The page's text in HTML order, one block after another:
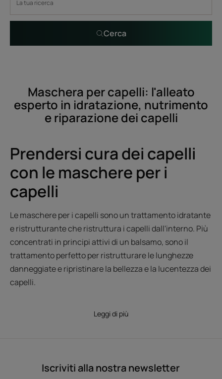
Cerca
Maschera per capelli: l'alleato
esperto in idratazione, nutrimento
e riparazione dei capelli
Prendersi cura dei capelli
con le maschere per i
capelli
Le maschere per i capelli sono un trattamento idratante
e ristrutturante che ristruttura i capelli dall'interno. Più
concentrati in principi attivi di un balsamo, sono il
trattamento perfetto per ristrutturare le lunghezze
danneggiate e ripristinare la bellezza e la lucentezza dei
capelli.
Leggi di più
Iscriviti alla nostra newsletter